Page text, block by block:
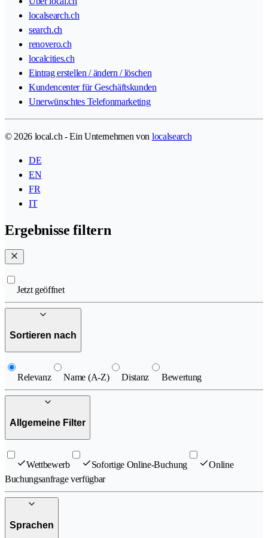
localsearch.ch
search.ch
renovero.ch
localcities.ch
Eintrag erstellen / ändern / löschen
Kundencenter für Geschäftskunden
Unerwünschtes Telefonmarketing
© 2026 local.ch - Ein Unternehmen von localsearch
DE
EN
FR
IT
Ergebnisse filtern
Jetzt geöffnet
Sortieren nach
Relevanz Name (A-Z) Distanz Bewertung
Allgemeine Filter
Wettbewerb Sofortige Online-Buchung
Online
Buchungsanfrage verfügbar
Sprachen